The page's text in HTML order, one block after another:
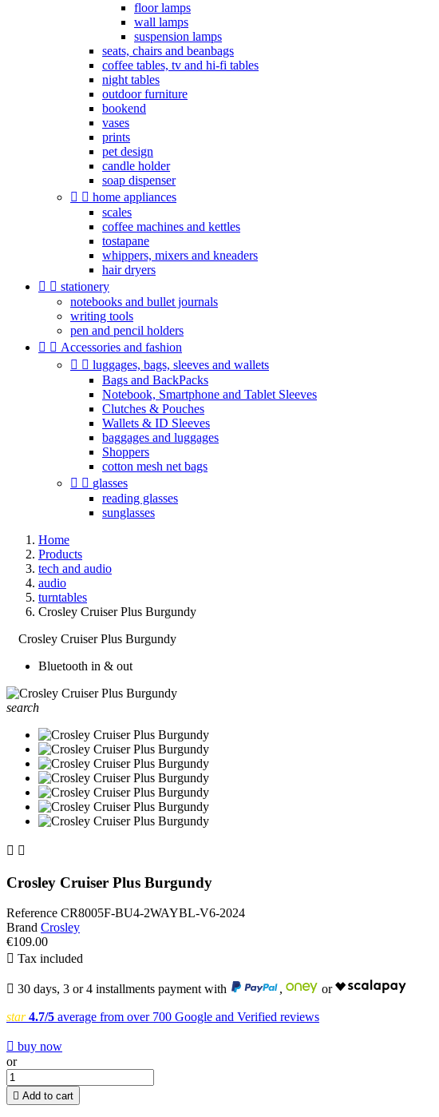
floor lamps
wall lamps
suspension lamps
seats, chairs and beanbags
coffee tables, tv and hi-fi tables
night tables
outdoor furniture
bookend
vases
prints
pet design
candle holder
soap dispenser
  home appliances
scales
coffee machines and kettles
tostapane
whippers, mixers and kneaders
hair dryers
  stationery
notebooks and bullet journals
writing tools
pen and pencil holders
  Accessories and fashion
  luggages, bags, sleeves and wallets
Bags and BackPacks
Notebook, Smartphone and Tablet Sleeves
Clutches & Pouches
Wallets & ID Sleeves
baggages and luggages
Shoppers
cotton mesh net bags
  glasses
reading glasses
sunglasses
Home
Products
tech and audio
audio
turntables
Crosley Cruiser Plus Burgundy
Crosley Cruiser Plus Burgundy
Bluetooth in & out
search
 
Crosley Cruiser Plus Burgundy
Reference CR8005F-BU4-2WAYBL-V6-2024
Brand Crosley
€109.00
 Tax included
 30 days, 3 or 4 installments payment with , or
star 4.7/5 average from over 700 Google and Verified reviews
 buy now
or
 Add to cart